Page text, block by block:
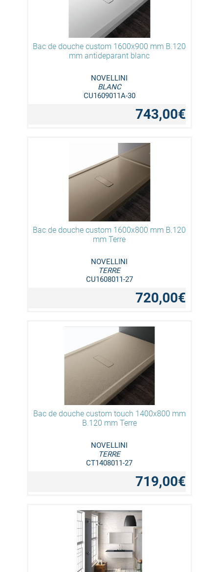
Bac de douche custom 1600x900 mm B.120
mm antideparant blanc
NOVELLINI
BLANC
CU1609011A-30
743,00€
Bac de douche custom 1600x800 mm B.120
mm Terre
NOVELLINI
TERRE
CU1608011-27
720,00€
Bac de douche custom touch 1400x800 mm
B.120 mm Terre
NOVELLINI
TERRE
CT1408011-27
719,00€